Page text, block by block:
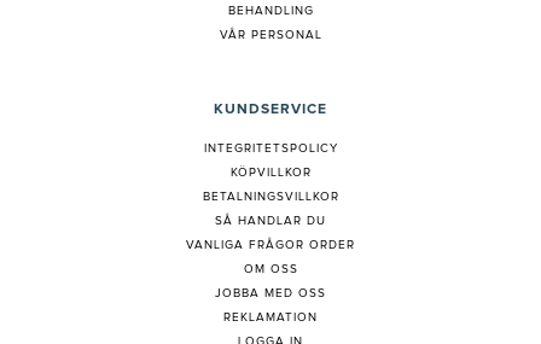
BEHANDLING
VÅR PERSONAL
KUNDSERVICE
INTEGRITETSPOLICY
KÖPVILLKOR
BETALNINGSVILLKOR
SÅ HANDLAR DU
VANLIGA FRÅGOR ORDER
OM OSS
JOBBA MED OSS
REKLAMATION